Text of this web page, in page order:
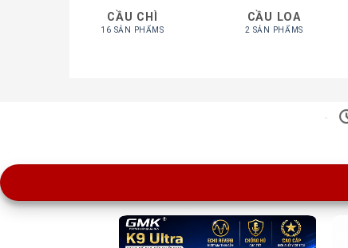
CẦU CHÌ
16 SẢN PHẨMS
CẦU LOA
2 SẢN PHẨMS